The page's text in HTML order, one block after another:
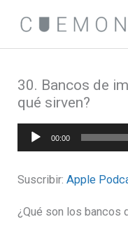
contenido
30. Bancos de
qué sirven?
Reproductor
de
audio
00:00
Suscribir:Apple
¿Qué son los bancos